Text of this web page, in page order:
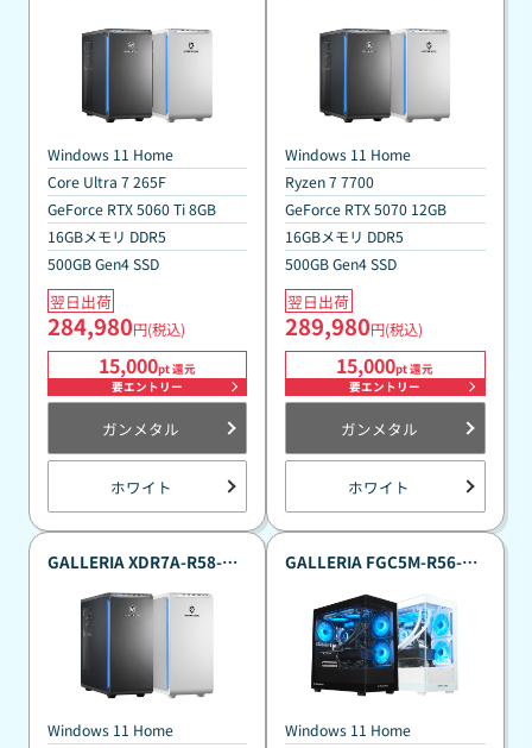
ト還元祭標準モデル
『Minecraft: Java ＆
Bedrock Edition for PC、
PC Game Pass同梱版』
Windows 11 Home
Core Ultra 7 265F
GeForce RTX 5060 Ti 8GB
16GBメモリ DDR5
500GB Gen4 SSD
翌日出荷
284,980円(税込)
15,000pt 還元
要エントリー
ガンメタル
ホワイト
イント還元祭標準モデル
『Minecraft: Java ＆
Bedrock Edition for PC、
PC Game Pass同梱版』
Windows 11 Home
Ryzen 7 7700
GeForce RTX 5070 12GB
16GBメモリ DDR5
500GB Gen4 SSD
翌日出荷
289,980円(税込)
15,000pt 還元
要エントリー
ガンメタル
ホワイト
GALLERIA XDR7A-R58-GD
のポイント還元祭カスタマ
イズモデル 『Minecraft:
Java ＆ Bedrock Edition
for PC、PC Game Pass同
梱版』
Windows 11 Home
GALLERIA FGC5M-R56-B
タマイズモデル
『Minecraft: Java ＆
Bedrock Edition for PC、
PC Game Pass同梱版』
Windows 11 Home